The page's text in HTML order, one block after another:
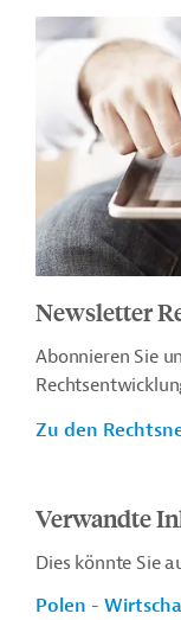
Newsletter
Abonnieren Sie
Zu den
Verwandte
Dies könnte Sie
Polen -